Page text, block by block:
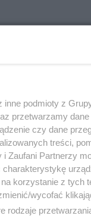
podmioty z
przetwarzamy
czy dane
treści,
Zaufani Partnerzy
korzystanie z tych
wycofać
rodzaje